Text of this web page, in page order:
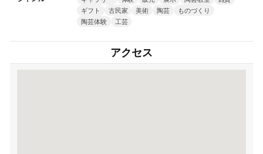
ギフト
古民家 美術 陶芸
ものづくり
陶芸体験
工芸
アクセス